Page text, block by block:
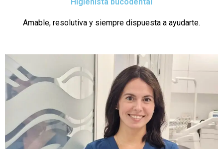
Amable, resolutiva y siempre dispuesta a ayudarte.